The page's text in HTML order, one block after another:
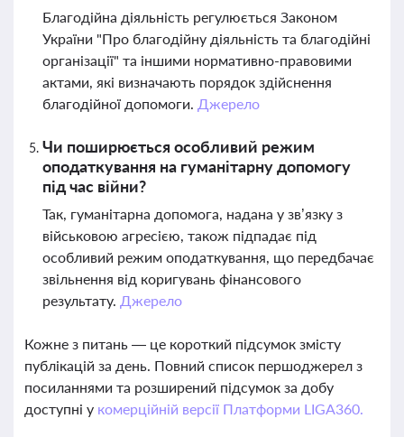
Благодійна діяльність регулюється Законом
України "Про благодійну діяльність та благодійні
організації" та іншими нормативно-правовими
актами, які визначають порядок здійснення
благодійної допомоги. Джерело
Чи поширюється особливий режим
оподаткування на гуманітарну допомогу
під час війни?
Так, гуманітарна допомога, надана у зв’язку з
військовою агресією, також підпадає під
особливий режим оподаткування, що передбачає
звільнення від коригувань фінансового
результату. Джерело
Кожне з питань — це короткий підсумок змісту
публікацій за день. Повний список першоджерел з
посиланнями та розширений підсумок за добу
доступні у комерційній версії Платформи LIGA360.